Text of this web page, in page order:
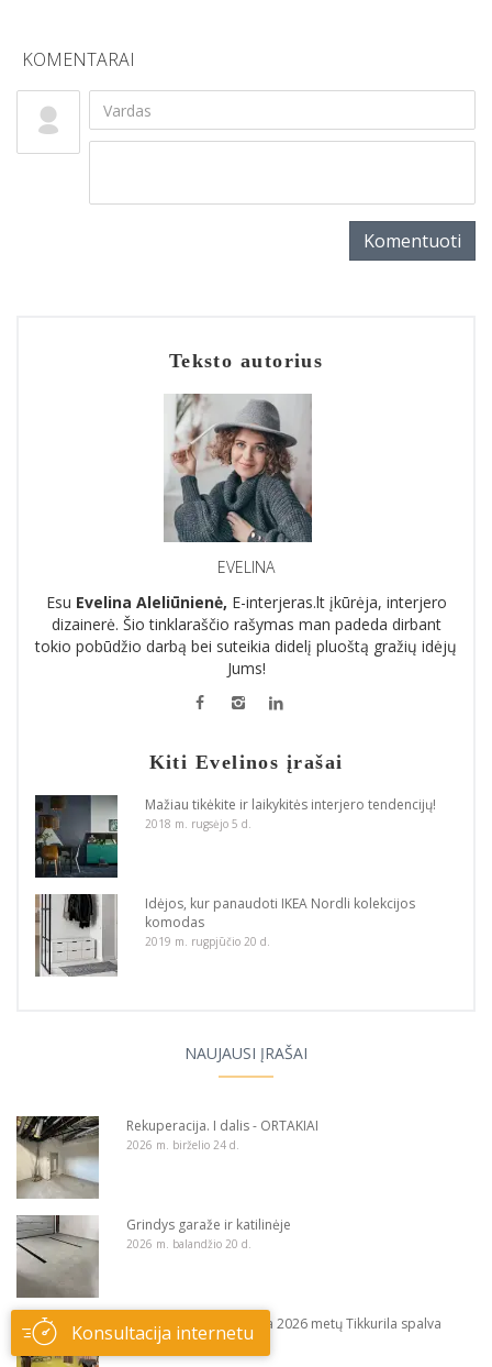
NAUJAUSI ĮRAŠAI
Rekuperacija. I dalis - ORTAKIAI
2026 m. birželio 24 d.
Grindys garaže ir katilinėje
2026 m. balandžio 20 d.
Meno mugėje pristatyta 2026 metų Tikkurila spalva
2025 m. spalio 3 d.
KOMENTARAI
Komentuoti
Teksto autorius
EVELINA
Esu Evelina Aleliūnienė, E-interjeras.lt įkūrėja, interjero
dizainerė. Šio tinklaraščio rašymas man padeda dirbant
tokio pobūdžio darbą bei suteikia didelį pluoštą gražių idėjų
Jums!
Kiti Evelinos įrašai
Mažiau tikėkite ir laikykitės interjero tendencijų!
2018 m. rugsėjo 5 d.
Idėjos, kur panaudoti IKEA Nordli kolekcijos
komodas
2019 m. rugpjūčio 20 d.
Konsultacija internetu